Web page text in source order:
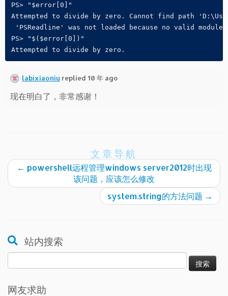
PS> "$error[0]"
Attempted to divide by zero. Cannot find path
'PSReadline' was not loaded because no valid
PS> "$($error[0])"
labixiaoniu replied 10 年 ago
现在明白了，非常感谢！
文章导航
← powershell远程管理windows server2012时出现
该问题，应该怎么修改
system.string的方法问题 →
站内搜索
索：
网友求助